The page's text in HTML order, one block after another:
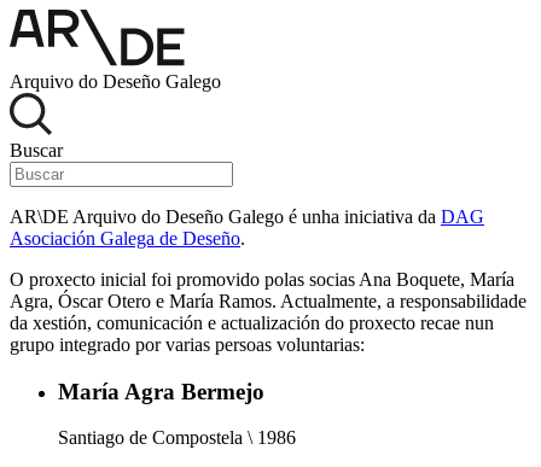
Arquivo do Deseño Galego
Buscar
AR\DE Arquivo do Deseño Galego é unha iniciativa da DAG
Asociación Galega de Deseño.
O proxecto inicial foi promovido polas socias Ana Boquete, María
Agra, Óscar Otero e María Ramos. Actualmente, a responsabilidade
da xestión, comunicación e actualización do proxecto recae nun
grupo integrado por varias persoas voluntarias:
María Agra Bermejo
Santiago de Compostela \ 1986